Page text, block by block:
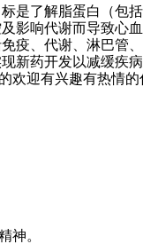
是了解脂蛋白（包
影响代谢而导致心血
疫、代谢、淋巴管
新药开发以减缓疾病
欢迎有兴趣有热情
神。